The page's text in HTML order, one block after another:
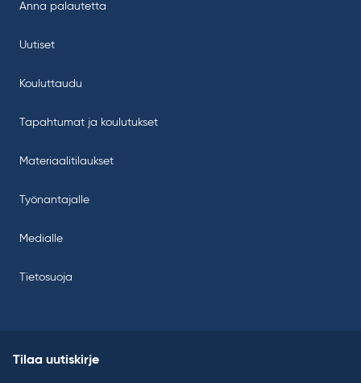
Anna palautetta
Uutiset
Kouluttaudu
Tapahtumat ja koulutukset
Materiaalitilaukset
Työnantajalle
Medialle
Tietosuoja
Tilaa uutiskirje